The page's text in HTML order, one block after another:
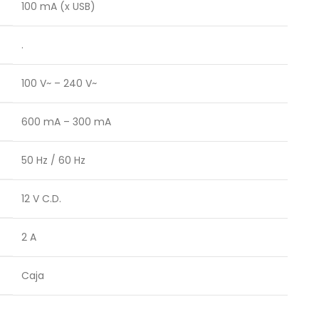
100 mA (x USB)
.
100 V~ – 240 V~
600 mA – 300 mA
50 Hz / 60 Hz
12 V C.D.
2 A
Caja